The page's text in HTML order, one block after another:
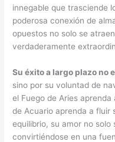
innegable que trasciende
poderosa conexión de
opuestos no solo se
verdaderamente
Su éxito a largo plazo no
sino por su voluntad de
el Fuego de Aries
de Acuario aprenda a fluir
equilibrio, su amor no
convirtiéndose en una